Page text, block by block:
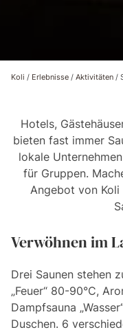
Koli / Erlebnisse / Aktivitäten /
Hotels,
bieten fast immer
lokale
für Gruppen.
Angebot von
Verwöhnen im
Drei Saunen stehen
„Feuer“ 80-90°C,
Dampfsauna
Duschen. 6